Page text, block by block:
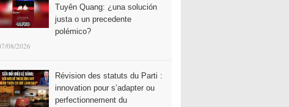
Tuyên Quang: ¿una solución
justa o un precedente
polémico?
08/2026
Révision des statuts du Parti :
innovation pour s’adapter ou
perfectionnement du